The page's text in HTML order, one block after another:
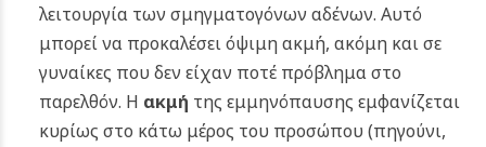
λειτουργία των σμηγματογόνων αδένων. Αυτό
μπορεί να προκαλέσει όψιμη ακμή, ακόμη και σε
γυναίκες που δεν είχαν ποτέ πρόβλημα στο
παρελθόν. Η ακμή της εμμηνόπαυσης εμφανίζεται
κυρίως στο κάτω μέρος του προσώπου (πηγούνι,